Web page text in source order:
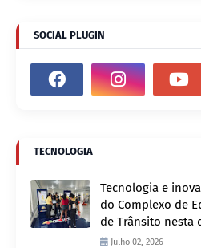
SOCIAL PLUGIN
TECNOLOGIA
Tecnologia e
do Complexo de
de Trânsito nesta
Julho 02, 2026